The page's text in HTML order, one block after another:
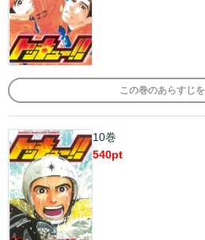
この巻のあらすじを
10巻
540pt